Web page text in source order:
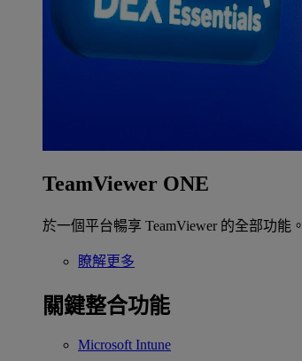
TeamViewer ONE
於一個平台暢享 TeamViewer 的全部功能。
瞭解更多
關鍵整合功能
Microsoft Intune